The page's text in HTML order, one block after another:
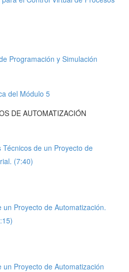
Programación y Simulación
del Módulo 5
DE AUTOMATIZACIÓN
Técnicos de un Proyecto de
(7:40)
un Proyecto de Automatización.
un Proyecto de Automatización